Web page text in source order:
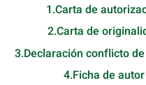
1.Carta de
2.Carta de
3.Declaración conflicto
4.Ficha de autor